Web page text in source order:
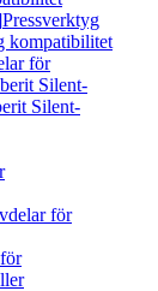
Pressverktyg
kompatibilitet
för
Silent-
Silent-
för